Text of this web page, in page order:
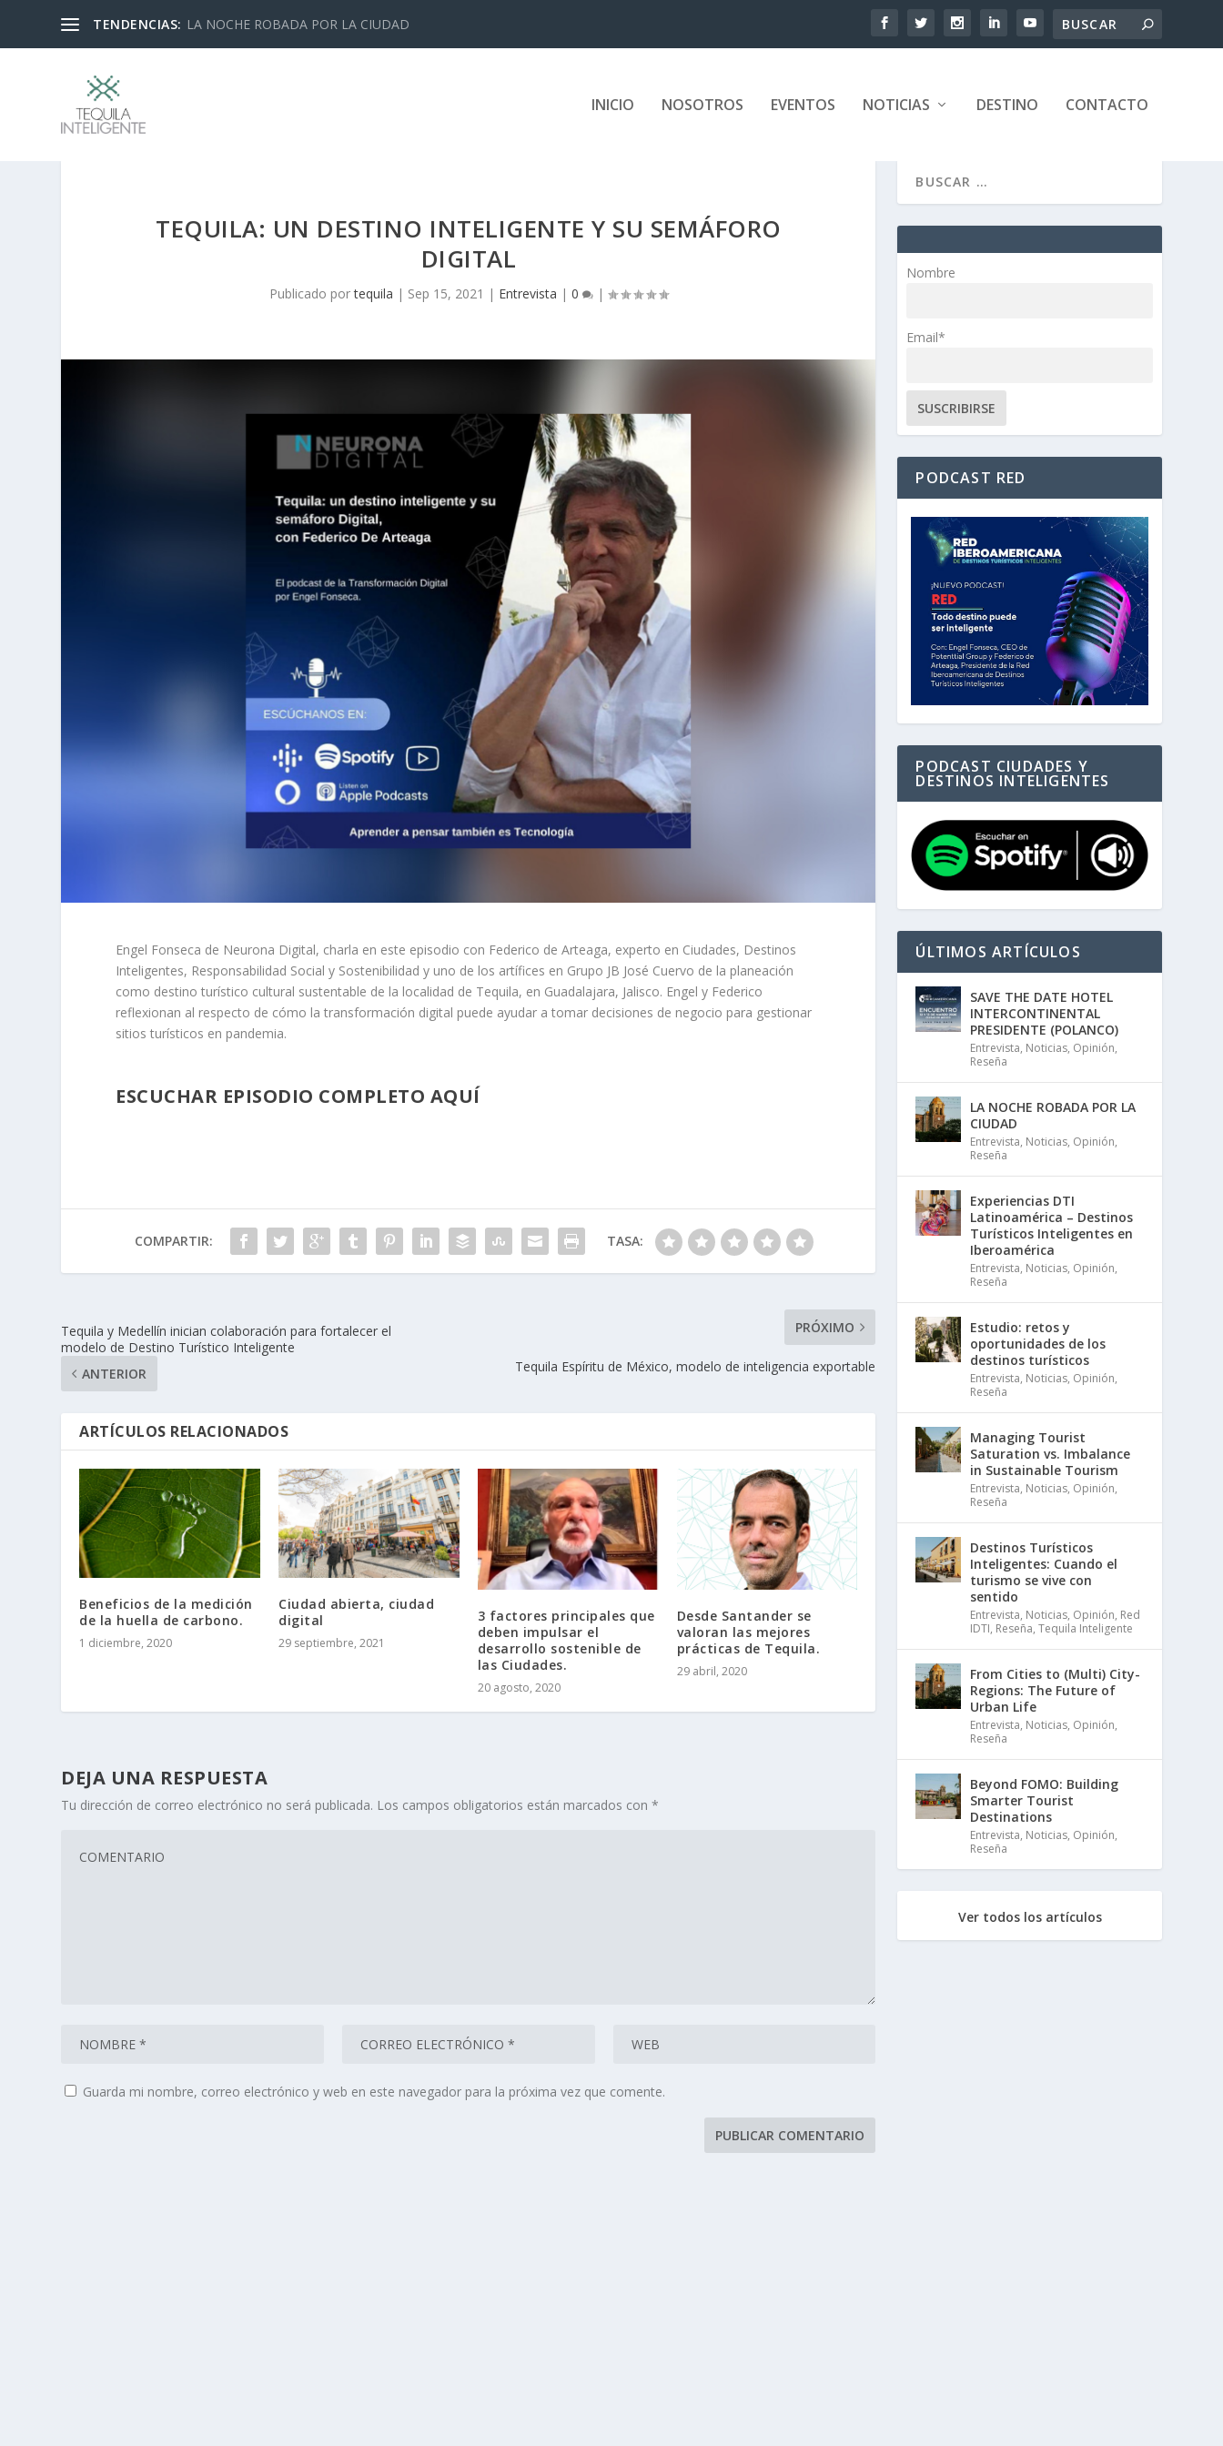
TENDENCIAS: LA NOCHE ROBADA POR LA CIUDAD
INICIO NOSOTROS EVENTOS NOTICIAS DESTINO CONTACTO
TEQUILA: UN DESTINO INTELIGENTE Y SU SEMÁFORO
DIGITAL
Publicado portequila | Sep 15, 2021 | Entrevista | 0 |
Engel Fonseca de Neurona Digital, charla en este episodio con Federico de Arteaga, experto en Ciudades, Destinos
Inteligentes, Responsabilidad Social y Sostenibilidad y uno de los artífices en Grupo JB José Cuervo de la planeación
como destino turístico cultural sustentable de la localidad de Tequila, en Guadalajara, Jalisco. Engel y Federico
reflexionan al respecto de cómo la transformación digital puede ayudar a tomar decisiones de negocio para gestionar
sitios turísticos en pandemia.
ESCUCHAR EPISODIO COMPLETO AQUÍ
COMPARTIR: TASA:
Tequila y Medellín inician colaboración para fortalecer el
modelo de Destino Turístico Inteligente
ANTERIOR
PRÓXIMO
Tequila Espíritu de México, modelo de inteligencia exportable
ARTÍCULOS RELACIONADOS
Beneficios de la medición
de la huella de carbono.
1 diciembre, 2020
Ciudad abierta, ciudad
digital
29 septiembre, 2021
3 factores principales que
deben impulsar el
desarrollo sostenible de
las Ciudades.
20 agosto, 2020
Desde Santander se
valoran las mejores
prácticas de Tequila.
29 abril, 2020
DEJA UNA RESPUESTA
Tu dirección de correo electrónico no será publicada. Los campos obligatorios están marcados con*
Guarda mi nombre, correo electrónico y web en este navegador para la próxima vez que comente.
Nombre
Email*
PODCAST RED
PODCAST CIUDADES Y
DESTINOS INTELIGENTES
ÚLTIMOS ARTÍCULOS
SAVE THE DATE HOTEL
INTERCONTINENTAL
PRESIDENTE (POLANCO)
Entrevista, Noticias, Opinión,
Reseña
LA NOCHE ROBADA POR LA
CIUDAD
Entrevista, Noticias, Opinión,
Reseña
Experiencias DTI
Latinoamérica – Destinos
Turísticos Inteligentes en
Iberoamérica
Entrevista, Noticias, Opinión,
Reseña
Estudio: retos y
oportunidades de los
destinos turísticos
Entrevista, Noticias, Opinión,
Reseña
Managing Tourist
Saturation vs. Imbalance
in Sustainable Tourism
Entrevista, Noticias, Opinión,
Reseña
Destinos Turísticos
Inteligentes: Cuando el
turismo se vive con
sentido
Entrevista, Noticias, Opinión, Red
IDTI, Reseña,Tequila Inteligente
From Cities to (Multi) City-
Regions: The Future of
Urban Life
Entrevista, Noticias, Opinión,
Reseña
Beyond FOMO: Building
Smarter Tourist
Destinations
Entrevista, Noticias, Opinión,
Reseña
Ver todos los artículos